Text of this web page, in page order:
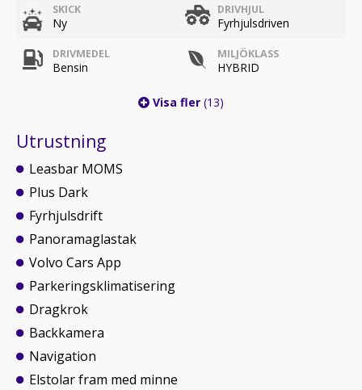
SKICK
Ny
DRIVHJUL
Fyrhjulsdriven
DRIVMEDEL
Bensin
MILJÖKLASS
HYBRID
Visa fler (13)
Utrustning
Leasbar MOMS
Plus Dark
Fyrhjulsdrift
Panoramaglastak
Volvo Cars App
Parkeringsklimatisering
Dragkrok
Backkamera
Navigation
Elstolar fram med minne